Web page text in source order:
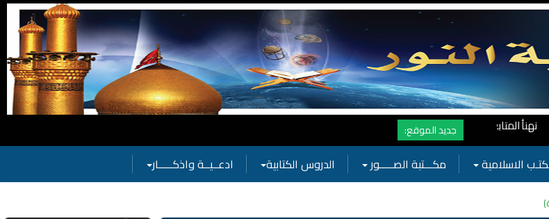
النور بوصول المشاهدات الى الرقم القياسي 11 مليون مشاهدة خلال فترة قصيرة وهذا كله بجهودكم واهتمامكم بفعاليات الحسينية
جديد الموقع:
الاسلامية مكـــتبة الصـــــور الدروس الكتابية ادعــيــة واذكـــــار